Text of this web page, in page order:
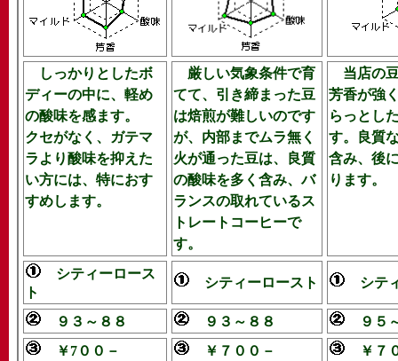
しっかりとしたボ
ディーの中に、軽め
の酸味を感ます。
クセがなく、ガテマ
ラより酸味を抑えた
い方には、特におす
すめします。
厳しい気象条件で育
てて、引き締まった豆
は焙煎が難しいのです
が、内部までムラ無く
火が通った豆は、良質
の酸味を多く含み、バ
ランスの取れているス
トレートコーヒーで
す。
当店の
芳香が強
らっとし
す。良質
含み、後
ります。
シティーロース
ト
シティーロースト シテ
９３～８８ ９３～８８
９５
￥7００－
￥７００－
￥７